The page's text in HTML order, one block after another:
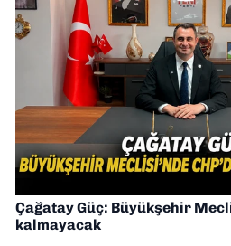
Çağatay Güç: Büyükşehir
kalmayacak